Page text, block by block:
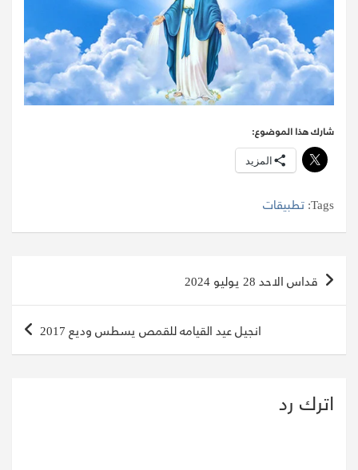
شارك هذا الموضوع:
المزيد
Tags: تطبيقات
تصفّح
المقالات
قداس الاحد 28 يوليو 2024
انجيل عيد القيامه للقمص يسطس وديع 2017
اترك رد